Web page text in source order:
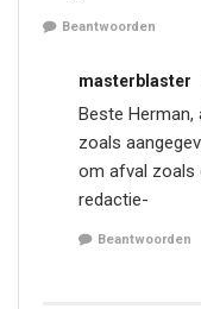
Beantwoorden
masterblaster
Beste
zoals
om afval zoals
redactie-
Beantwoorden